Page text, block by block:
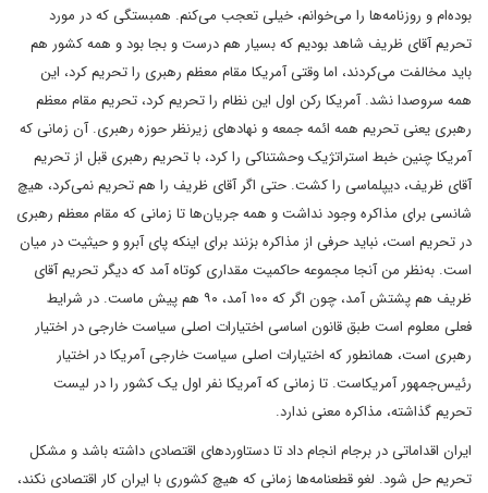
بوده‌ام و روزنامه‌ها را می‌خوانم، خیلی تعجب می‌کنم. همبستگی که در مورد
تحریم آقای ظریف شاهد بودیم که بسیار هم درست و بجا بود و همه کشور هم
باید مخالفت می‌کردند، اما وقتی آمریکا مقام معظم رهبری را تحریم کرد، این
همه سروصدا نشد. آمریکا رکن اول این نظام را تحریم کرد، تحریم مقام معظم
رهبری یعنی تحریم همه ائمه جمعه و نهادهای زیرنظر حوزه رهبری. آن زمانی که
آمریکا چنین خبط استراتژیک وحشتناکی را کرد، با تحریم رهبری قبل از تحریم
آقای ظریف، دیپلماسی را کشت. حتی اگر آقای ظریف را هم تحریم نمی‌کرد، هیچ
شانسی برای مذاکره وجود نداشت و همه جریان‌ها تا زمانی که مقام معظم رهبری
در تحریم است، نباید حرفی از مذاکره بزنند برای اینکه پای آبرو و حیثیت در میان
است. به‌نظر من آنجا مجموعه حاکمیت مقداری کوتاه آمد که دیگر تحریم آقای
ظریف هم پشتش آمد، چون اگر که ۱۰۰ آمد، ۹۰ هم پیش ماست. در شرایط
فعلی معلوم است طبق قانون اساسی اختیارات اصلی سیاست خارجی در اختیار
رهبری است، همانطور که اختیارات اصلی سیاست خارجی آمریکا در اختیار
رئیس‌جمهور آمریکاست. تا زمانی که آمریکا نفر اول یک کشور را در لیست
تحریم گذاشته، مذاکره معنی ندارد.
ایران اقداماتی در برجام انجام داد تا دستاوردهای اقتصادی داشته باشد و مشکل
تحریم حل شود. لغو قطعنامه‌ها زمانی که هیچ کشوری با ایران کار اقتصادی نکند،